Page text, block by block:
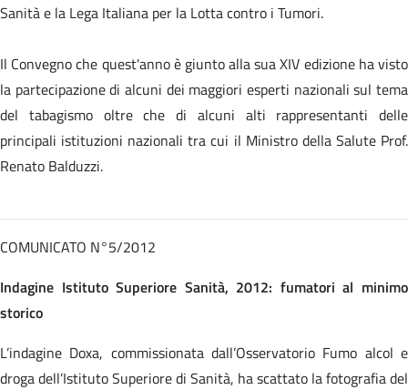
Sanità e la Lega Italiana per la Lotta contro i Tumori.
Il Convegno che quest'anno è giunto alla sua XIV edizione ha visto
la partecipazione di alcuni dei maggiori esperti nazionali sul tema
del tabagismo oltre che di alcuni alti rappresentanti delle
principali istituzioni nazionali tra cui il Ministro della Salute Prof.
Renato Balduzzi.
COMUNICATO N°5/2012
Indagine Istituto Superiore Sanità, 2012: fumatori al minimo
storico
L’indagine Doxa, commissionata dall’Osservatorio Fumo alcol e
droga dell’Istituto Superiore di Sanità, ha scattato la fotografia del